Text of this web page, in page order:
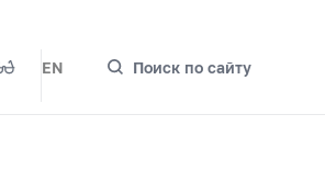
EN Поиск по сайту